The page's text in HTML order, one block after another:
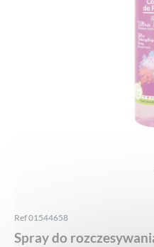
Ref 01544658
Spray do